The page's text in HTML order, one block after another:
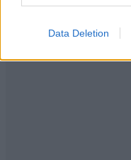
Data Deletion